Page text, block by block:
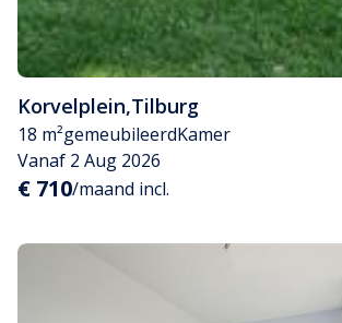
Korvelplein,Tilburg
18 m²gemeubileerdKamer
Vanaf 2 Aug 2026
€ 710/maand incl.